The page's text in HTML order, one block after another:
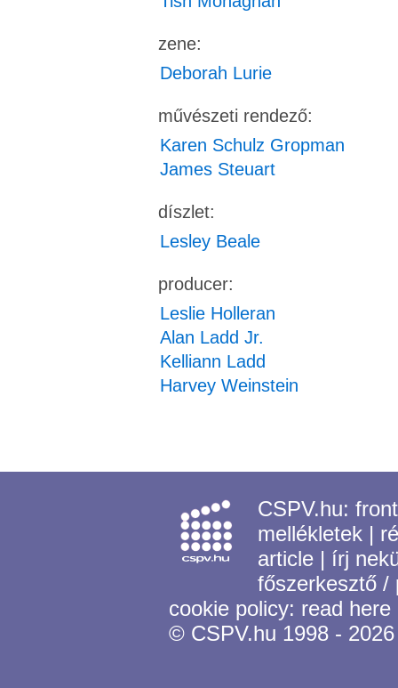
zene:
Deborah Lurie
művészeti rendező:
Karen Schulz Gropman
James Steuart
díszlet:
Lesley Beale
producer:
Leslie Holleran
Alan Ladd Jr.
Kelliann Ladd
Harvey Weinstein
CSPV.hu:
mellékletek |
article | írj
főszerkesztő
cookie policy: read here
© CSPV.hu 1998 - 2026